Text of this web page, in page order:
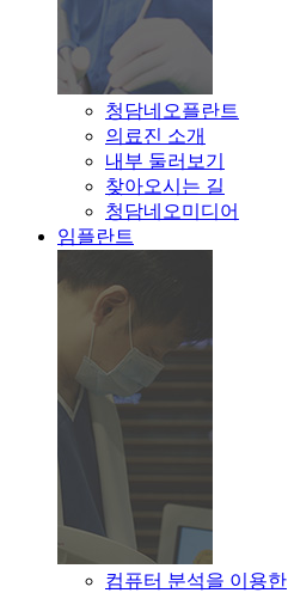
청담네오플란트
의료진 소개
내부 둘러보기
찾아오시는 길
청담네오미디어
임플란트
컴퓨터 분석을 이용한